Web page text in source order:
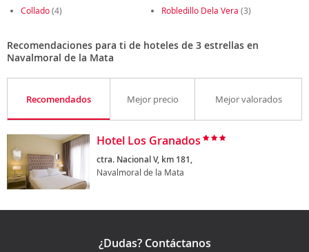
Collado(4) Robledillo Dela Vera (3)
Recomendaciones para ti de hoteles de 3 estrellas en
Navalmoral de la Mata
Recomendados Mejor precio Mejor valorados
Hotel Los Granados
ctra. Nacional V, km 181,
Navalmoral de la Mata
¿Dudas? Contáctanos